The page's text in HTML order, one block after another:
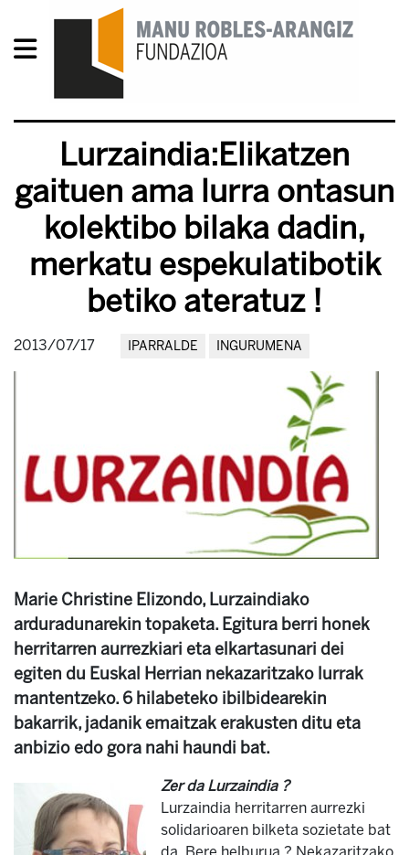
Lurzaindia:Elikatzen
gaituen ama lurra ontasun
kolektibo bilaka dadin,
merkatu espekulatibotik
betiko ateratuz !
2013/07/17 IPARRALDE INGURUMENA
Marie Christine Elizondo, Lurzaindiako
arduradunarekin topaketa. Egitura berri honek
herritarren aurrezkiari eta elkartasunari dei
egiten du Euskal Herrian nekazaritzako lurrak
mantentzeko. 6 hilabeteko ibilbidearekin
bakarrik, jadanik emaitzak erakusten ditu eta
anbizio edo gora nahi haundi bat.
Zer da Lurzaindia ?
Lurzaindia herritarren aurrezki
solidarioaren bilketa sozietate bat